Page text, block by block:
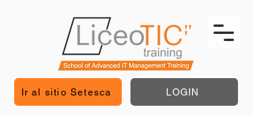
Ir al sitio Setesca LOGIN